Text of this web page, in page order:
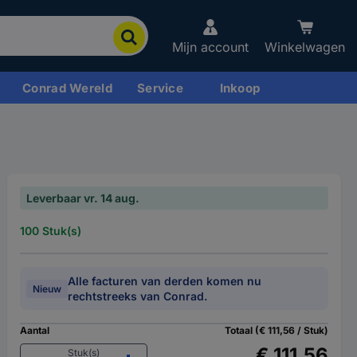
Mijn account Winkelwagen
Conrad Wereld Service Inkoop
Leverbaar vr. 14 aug.
100 Stuk(s)
Nieuw
Alle facturen van derden komen nu
rechtstreeks van Conrad.
Aantal
Stuk(s)
Totaal (€ 111,56 / Stuk)